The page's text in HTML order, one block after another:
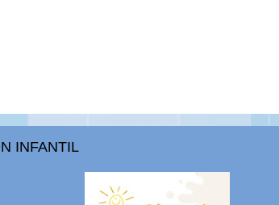
INFANTIL